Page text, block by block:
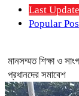
Last Update
Popular
মানসম্মত শিক্ষা ও
প্রধানদের সমাবেশ